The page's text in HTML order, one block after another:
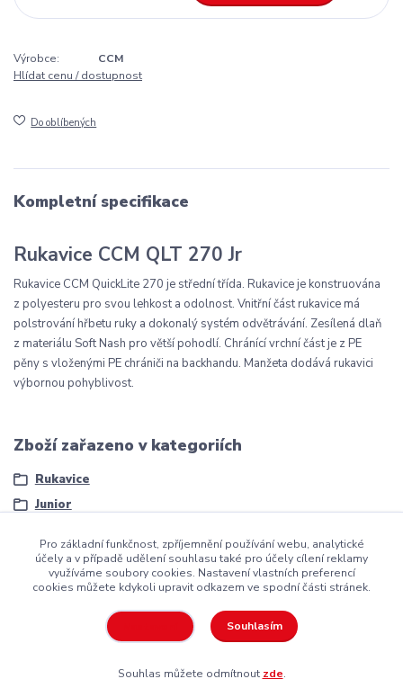
Výrobce:
CCM
Hlídat cenu / dostupnost
Do oblíbených
Kompletní specifikace
Rukavice CCM QLT 270 Jr
Rukavice CCM QuickLite 270 je střední třída. Rukavice je konstruována
z polyesteru pro svou lehkost a odolnost. Vnitřní část rukavice má
polstrování hřbetu ruky a dokonalý systém odvětrávání. Zesílená dlaň
z materiálu Soft Nash pro větší pohodlí. Chránící vrchní část je z PE
pěny s vloženými PE chrániči na backhandu. Manžeta dodává rukavici
výbornou pohyblivost.
Zboží zařazeno v kategoriích
Rukavice
Junior
Copyright ©2016Hockeyzone.cz Brnovaše značková
za rozumnou cenu
Vytvořeno na Eshop-rychle.cz
Pro základní funkčnost, zpříjemnění používání webu, analytické
účely a v případě udělení souhlasu také pro účely cílení reklamy
využíváme soubory cookies. Nastavení vlastních preferencí
cookies můžete kdykoli upravit odkazem ve spodní části stránek.
Souhlasím
Souhlas můžete odmítnout zde.